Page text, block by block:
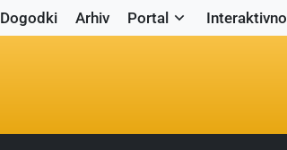
Dogodki Arhiv Portal Interaktivno